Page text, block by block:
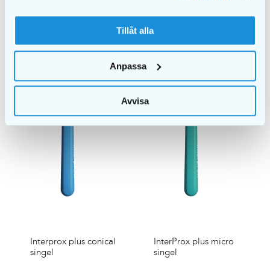
Tillåt alla
Anpassa
Avvisa
Interprox plus conical
singel
InterProx plus micro
singel